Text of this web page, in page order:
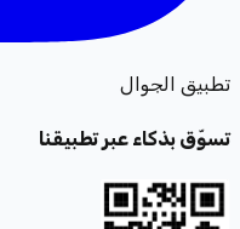
تطبيق الجوال
تسوّق بذكاء عبر تطبيقنا